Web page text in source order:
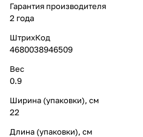
Гарантия производителя
2 года
ШтрихКод
4680038946509
Вес
0.9
Ширина (упаковки), см
22
Длина (упаковки), см